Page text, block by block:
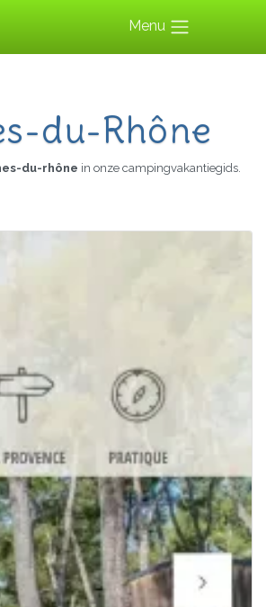
Menu
du-Rhône
du-rhône in onze campingvakantiegids.